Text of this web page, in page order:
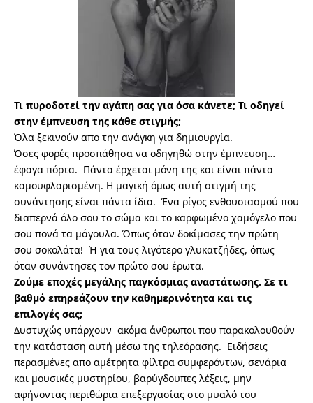
Τι πυροδοτεί την αγάπη σας για όσα κάνετε; Τι οδηγεί
στην έμπνευση της κάθε στιγμής;
Όλα ξεκινούν απο την ανάγκη για δημιουργία.
Όσες φορές προσπάθησα να οδηγηθώ στην έμπνευση…
έφαγα πόρτα. Πάντα έρχεται μόνη της και είναι πάντα
καμουφλαρισμένη. Η μαγική όμως αυτή στιγμή της
συνάντησης είναι πάντα ίδια. Ένα ρίγος ενθουσιασμού που
διαπερνά όλο σου το σώμα και το καρφωμένο χαμόγελο που
σου πονά τα μάγουλα. Όπως όταν δοκίμασες την πρώτη
σου σοκολάτα! Ή για τους λιγότερο γλυκατζήδες, όπως
όταν συνάντησες τον πρώτο σου έρωτα.
Ζούμε εποχές μεγάλης παγκόσμιας αναστάτωσης. Σε τι
βαθμό επηρεάζουν την καθημερινότητα και τις
επιλογές σας;
Δυστυχώς υπάρχουν ακόμα άνθρωποι που παρακολουθούν
την κατάσταση αυτή μέσω της τηλεόρασης. Ειδήσεις
περασμένες απο αμέτρητα φίλτρα συμφερόντων, σενάρια
και μουσικές μυστηρίου, βαρύγδουπες λέξεις, μην
αφήνοντας περιθώρια επεξεργασίας στο μυαλό του